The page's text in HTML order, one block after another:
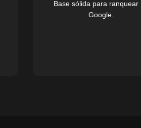
Base sólida para ranquear
Google.